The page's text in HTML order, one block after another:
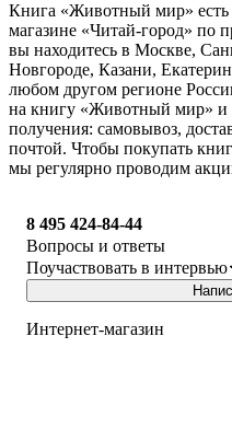
Книга «Животный мир» есть
магазине «Читай-город» по
вы находитесь в Москве,
Новгороде, Казани,
любом другом регионе
на книгу «Животный мир» и
получения: самовывоз,
почтой. Чтобы покупать
мы регулярно проводим
8 495 424-84-44
Вопросы и ответы
Поучаствовать в интервью
Интернет-магазин